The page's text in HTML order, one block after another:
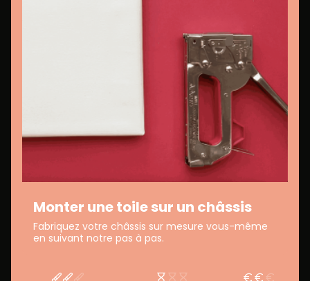
Monter une toile sur un châssis
Fabriquez votre châssis sur mesure vous-même
en suivant notre pas à pas.